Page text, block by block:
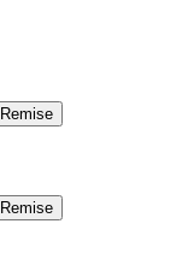
Remise
Remise